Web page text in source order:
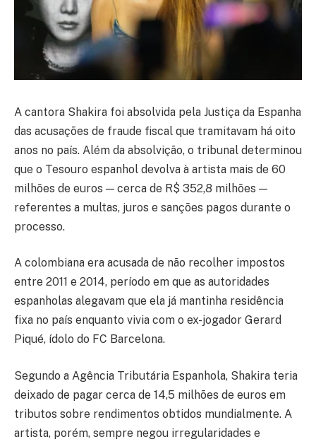
A cantora Shakira foi absolvida pela Justiça da Espanha
das acusações de fraude fiscal que tramitavam há oito
anos no país. Além da absolvição, o tribunal determinou
que o Tesouro espanhol devolva à artista mais de 60
milhões de euros — cerca de R$ 352,8 milhões —
referentes a multas, juros e sanções pagos durante o
processo.
A colombiana era acusada de não recolher impostos
entre 2011 e 2014, período em que as autoridades
espanholas alegavam que ela já mantinha residência
fixa no país enquanto vivia com o ex-jogador Gerard
Piqué, ídolo do FC Barcelona.
Segundo a Agência Tributária Espanhola, Shakira teria
deixado de pagar cerca de 14,5 milhões de euros em
tributos sobre rendimentos obtidos mundialmente. A
artista, porém, sempre negou irregularidades e